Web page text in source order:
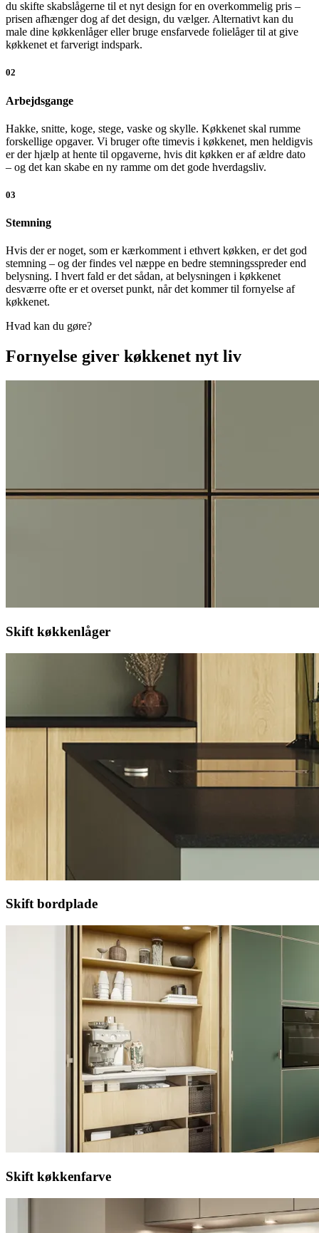
du skifte skabslågerne til et nyt design for en overkommelig pris –
prisen afhænger dog af det design, du vælger. Alternativt kan du
male dine køkkenlåger eller bruge ensfarvede folielåger til at give
køkkenet et farverigt indspark.
02
Arbejdsgange
Hakke, snitte, koge, stege, vaske og skylle. Køkkenet skal rumme
forskellige opgaver. Vi bruger ofte timevis i køkkenet, men heldigvis
er der hjælp at hente til opgaverne, hvis dit køkken er af ældre dato
– og det kan skabe en ny ramme om det gode hverdagsliv.
03
Stemning
Hvis der er noget, som er kærkomment i ethvert køkken, er det god
stemning – og der findes vel næppe en bedre stemningsspreder end
belysning. I hvert fald er det sådan, at belysningen i køkkenet
desværre ofte er et overset punkt, når det kommer til fornyelse af
køkkenet.
Hvad kan du gøre?
Fornyelse giver køkkenet nyt liv
Skift køkkenlåger
Skift bordplade
Skift køkkenfarve